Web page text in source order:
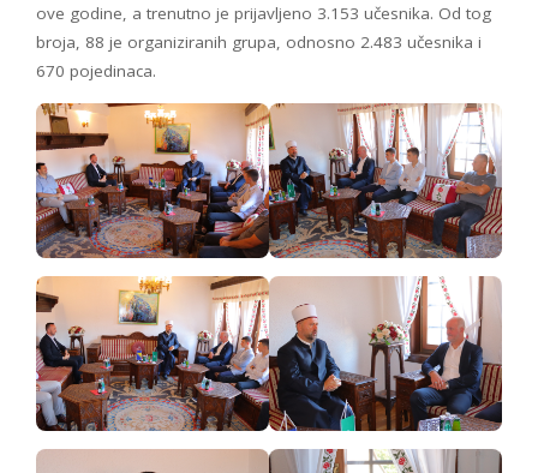
ove godine, a trenutno je prijavljeno 3.153 učesnika. Od tog
broja, 88 je organiziranih grupa, odnosno 2.483 učesnika i
670 pojedinaca.